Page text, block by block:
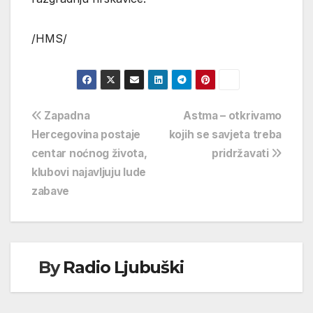
/HMS/
Navigacija
objava
Astma – otkrivamo
kojih se savjeta treba
pridržavati
Zapadna
Hercegovina postaje
centar noćnog života,
klubovi najavljuju lude
zabave
ByRadio Ljubuški